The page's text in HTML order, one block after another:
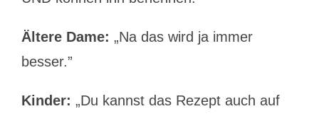
Ältere Dame: „Na das wird ja immer
besser.”
Kinder: „Du kannst das Rezept auch auf